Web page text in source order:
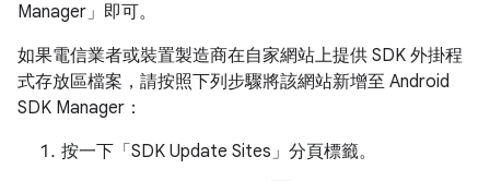
Manager」 即可。
如果電信業者或裝置製造商在自家網站上提供 SDK 外掛程
式存放區檔案，請按照下列步驟將該網站新增至 Android
SDK Manager：
按一下「SDK Update Sites」 分頁標籤。